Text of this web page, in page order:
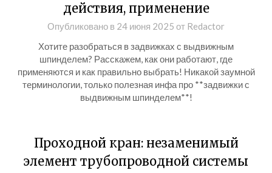
действия, применение
Опубликовано в 24 июня 2025 от Redactor
Хотите разобраться в задвижках с выдвижным
шпинделем? Расскажем, как они работают, где
применяются и как правильно выбрать! Никакой заумной
терминологии, только полезная инфа про **задвижки с
выдвижным шпинделем**!
Проходной кран: незаменимый
элемент трубопроводной системы